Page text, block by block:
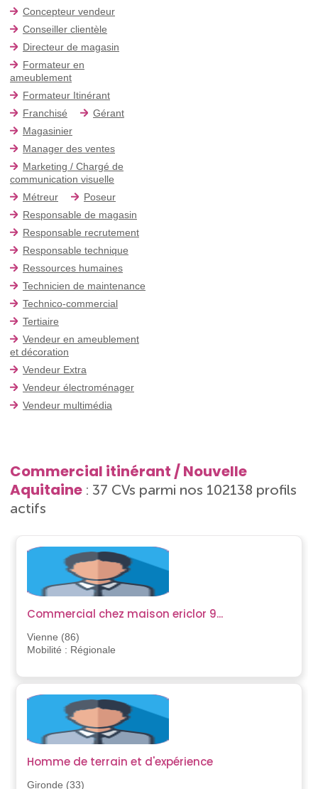
Concepteur vendeur
Conseiller clientèle
Directeur de magasin
Formateur en
ameublement
Formateur Itinérant
Franchisé
Gérant
Magasinier
Manager des ventes
Marketing / Chargé de
communication visuelle
Métreur
Poseur
Responsable de magasin
Responsable recrutement
Responsable technique
Ressources humaines
Technicien de maintenance
Technico-commercial
Tertiaire
Vendeur en ameublement
et décoration
Vendeur Extra
Vendeur électroménager
Vendeur multimédia
Commercial itinérant / Nouvelle
Aquitaine : 37 CVs parmi nos 102138 profils
actifs
Commercial chez maison ericlor 9...
Vienne (86)
Mobilité : Régionale
Homme de terrain et d'expérience
Gironde (33)